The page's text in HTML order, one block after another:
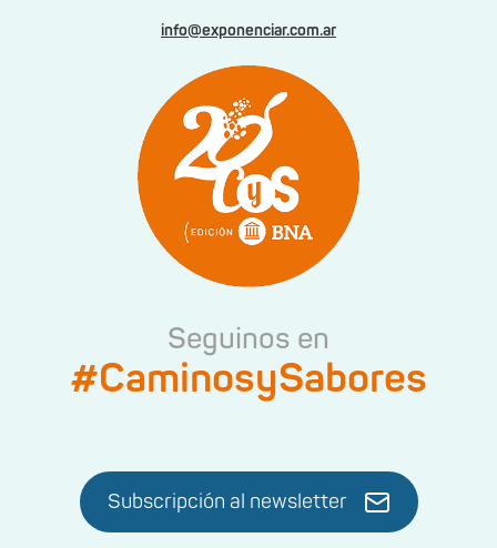
info@exponenciar.com.ar
Seguinos en
#CaminosySabores
Subscripción al newsletter